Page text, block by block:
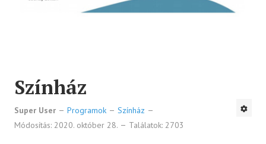
Színház
Super User Programok
Színház
Módosítás: 2020. október 28.
Találatok: 2703